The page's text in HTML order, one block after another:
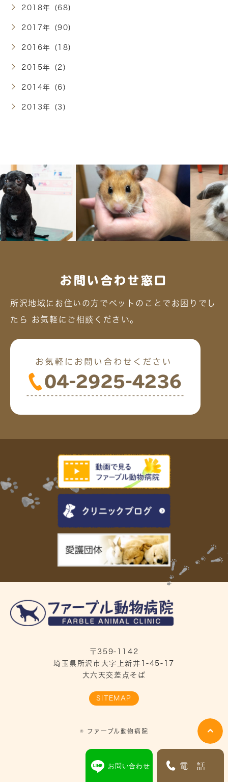
2018年 (68)
2017年 (90)
2016年 (18)
2015年 (2)
2014年 (6)
2013年 (3)
お問い合わせ窓口
所沢地域にお住いの方でペットのことでお困りでし
たら
お気軽にご相談ください。
〒359-1142
埼玉県所沢市大字上新井1-45-17
大六天交差点そば
SITEMAP
© ファーブル動物病院